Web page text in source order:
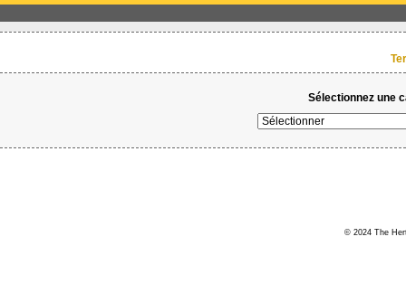
Sélectionnez une
© 2024 The